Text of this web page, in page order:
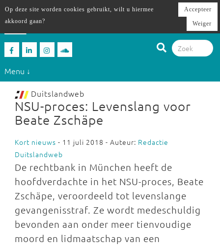
Menu ↓
Duitslandweb
NSU-proces: Levenslang voor
Beate Zschäpe
Kort nieuws - 11 juli 2018 - Auteur: Redactie
Duitslandweb
De rechtbank in München heeft de
hoofdverdachte in het NSU-proces, Beate
Zschäpe, veroordeeld tot levenslange
gevangenisstraf. Ze wordt medeschuldig
bevonden aan onder meer tienvoudige
moord en lidmaatschap van een
Op deze site worden cookies gebruikt, wilt u hiermee
akkoord gaan?
Accepteer
Weiger